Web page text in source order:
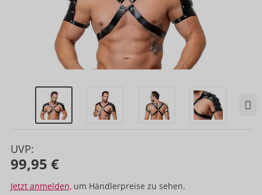
UVP:
99,95 €
Jetzt anmelden, um Händlerpreise zu sehen.